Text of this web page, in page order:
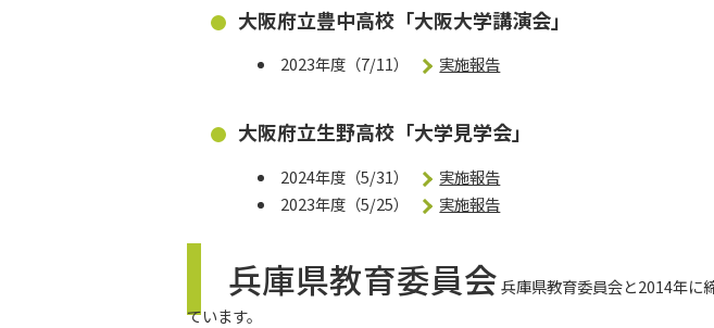
大阪府立豊中高校「大阪大学講演会」
2023年度（7/11） 実施報告
大阪府立生野高校「大学見学会」
2024年度（5/31）
実施報告
2023年度（5/25）
実施報告
兵庫県教育委員会兵庫県教育委員会と2014年に
ています。